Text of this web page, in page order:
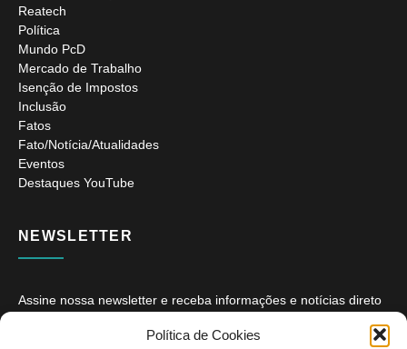
Política de Cookies
Reatech
Política
Mundo PcD
Mercado de Trabalho
Isenção de Impostos
Inclusão
Fatos
Fato/Notícia/Atualidades
Eventos
Destaques YouTube
NEWSLETTER
Assine nossa newsletter e receba informações e notícias direto